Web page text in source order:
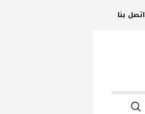
اتصل بنا